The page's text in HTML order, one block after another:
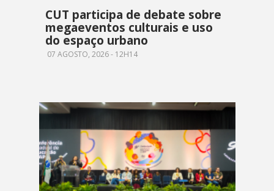
CUT participa de debate sobre
megaeventos culturais e uso
do espaço urbano
07 AGOSTO, 2026 - 12H14